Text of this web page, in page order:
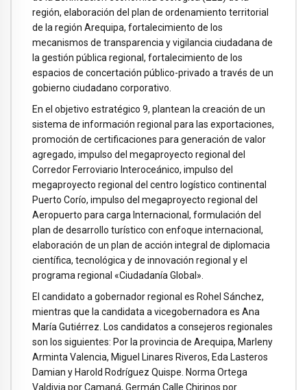
región, elaboración del plan de ordenamiento territorial
de la región Arequipa, fortalecimiento de los
mecanismos de transparencia y vigilancia ciudadana de
la gestión pública regional, fortalecimiento de los
espacios de concertación público-privado a través de un
gobierno ciudadano corporativo.
En el objetivo estratégico 9, plantean la creación de un
sistema de información regional para las exportaciones,
promoción de certificaciones para generación de valor
agregado, impulso del megaproyecto regional del
Corredor Ferroviario Interoceánico, impulso del
megaproyecto regional del centro logístico continental
Puerto Corío, impulso del megaproyecto regional del
Aeropuerto para carga Internacional, formulación del
plan de desarrollo turístico con enfoque internacional,
elaboración de un plan de acción integral de diplomacia
científica, tecnológica y de innovación regional y el
programa regional «Ciudadanía Global».
El candidato a gobernador regional es Rohel Sánchez,
mientras que la candidata a vicegobernadora es Ana
María Gutiérrez. Los candidatos a consejeros regionales
son los siguientes: Por la provincia de Arequipa, Marleny
Arminta Valencia, Miguel Linares Riveros, Eda Lasteros
Damian y Harold Rodríguez Quispe. Norma Ortega
Valdivia por Camaná, Germán Calle Chirinos por